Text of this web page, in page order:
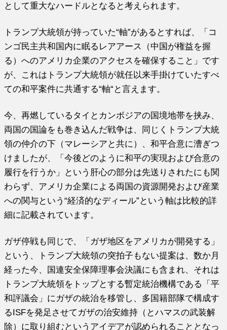
として重大なハードルとなると考えられます。
トランプ大統領が持っていた“軸”があるとすれば、「コ
ンゴ民主共和国内に眠るレアアース（中国が権益を握
る）へのアメリカ企業のアクセスを確保すること」です
が、これはトランプ大統領が就任以来手掛けていたすべ
ての和平案件に共通する“軸“と言えます。
今、再燃しているタイとカンボジアの国境地帯を挟み、
両国の国論をも巻き込んだ戦争は、同じくトランプ大統
領の仲介の下（マレーシアと共に）、和平合意に漕ぎつ
けましたが、「今後どのように和平の実現および合意の
履行を行うか」という肝心の部分は先送りされたにも関
わらず、アメリカ企業による両国の資源開発および産業
への関与という“経済的なディール”という軸は比較的詳
細に記載されています。
ガザ停戦も同じで、「ガザ地区をアメリカが開発する」
という、トランプ大統領の突拍子もない提案は、数か月
経った今、国連安全保障理事会決議にも含まれ、それは
トランプ大統領をトップとする暫定統治機構である「平
和評議会」にガザの統治を移管し、多国籍部隊で構成す
るISFを発足させてガザの治安維持（とハマスの武装解
除）に取り組むというアイデアが認められることとなっ